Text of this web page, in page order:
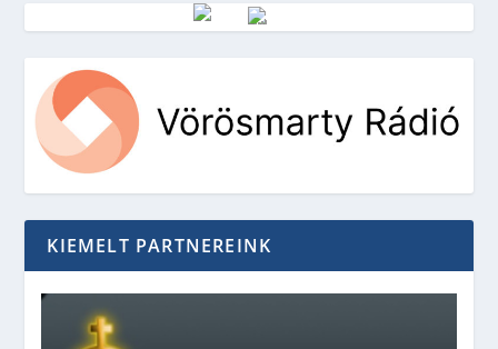
Vörösmarty Rádió
KIEMELT PARTNEREINK